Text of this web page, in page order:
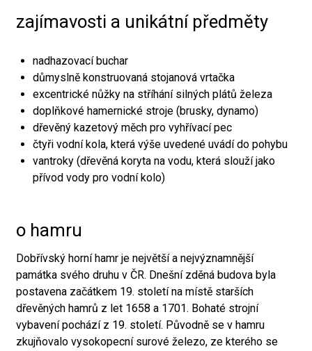
zajímavosti a unikátní předměty
nadhazovací buchar
důmyslně konstruovaná stojanová vrtačka
excentrické nůžky na stříhání silných plátů železa
doplňkové hamernické stroje (brusky, dynamo)
dřevěný kazetový měch pro vyhřívací pec
čtyři vodní kola, která výše uvedené uvádí do pohybu
vantroky (dřevěná koryta na vodu, která slouží jako
přívod vody pro vodní kolo)
o hamru
Dobřívský horní hamr je největší a nejvýznamnější
památka svého druhu v ČR. Dnešní zděná budova byla
postavena začátkem 19. století na místě starších
dřevěných hamrů z let 1658 a 1701. Bohaté strojní
vybavení pochází z 19. století. Původně se v hamru
zkujňovalo vysokopecní surové železo, ze kterého se